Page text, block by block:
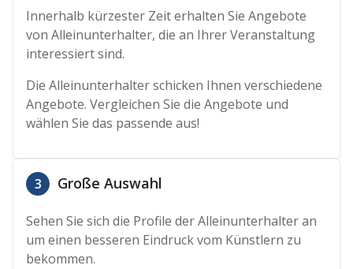
Innerhalb kürzester Zeit erhalten Sie Angebote
von Alleinunterhalter, die an Ihrer Veranstaltung
interessiert sind.
Die Alleinunterhalter schicken Ihnen verschiedene
Angebote. Vergleichen Sie die Angebote und
wählen Sie das passende aus!
3 Große Auswahl
Sehen Sie sich die Profile der Alleinunterhalter an
um einen besseren Eindruck vom Künstlern zu
bekommen.